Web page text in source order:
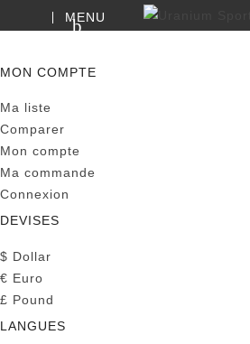
MENU
MON COMPTE
Ma liste
Comparer
Mon compte
Ma commande
Connexion
DEVISES
$ Dollar
€ Euro
£ Pound
LANGUES